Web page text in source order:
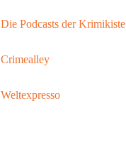
Die Podcasts der Krimikiste
Crimealley
Weltexpresso